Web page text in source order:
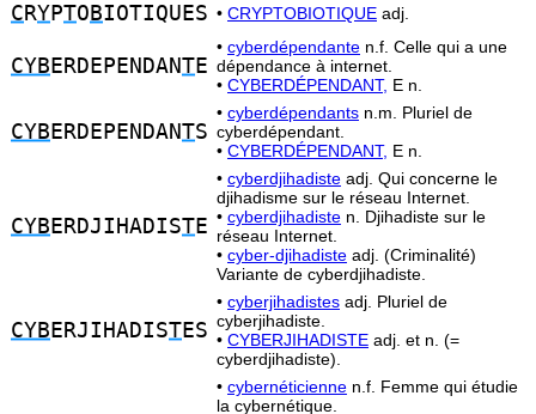
C RYPTO BIOTIQUES • CRYPTOBIOTIQUE adj.
CYB ERDEPENDANTE
• cyberdépendante n.f. Celle qui a une
dépendance à internet.
• CYBERDÉPENDANT, E n.
CYB ERDEPENDANTS
• cyberdépendants n.m. Pluriel de
cyberdépendant.
• CYBERDÉPENDANT, E n.
CYB ERDJIHADISTE
• cyberdjihadiste adj. Qui concerne le
djihadisme sur le réseau Internet.
• cyberdjihadiste n. Djihadiste sur le
réseau Internet.
• cyber-djihadiste adj. (Criminalité)
Variante de cyberdjihadiste.
CYB ERJIHADISTES
• cyberjihadistes adj. Pluriel de
cyberjihadiste.
• CYBERJIHADISTE adj. et n. (=
cyberdjihadiste).
• cybernéticienne n.f. Femme qui étudie
la cybernétique.